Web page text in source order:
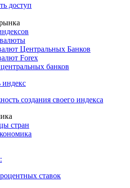
доступ
Центральных Банков
Forex
банков
индекс
создания своего индекса
стран
ставок